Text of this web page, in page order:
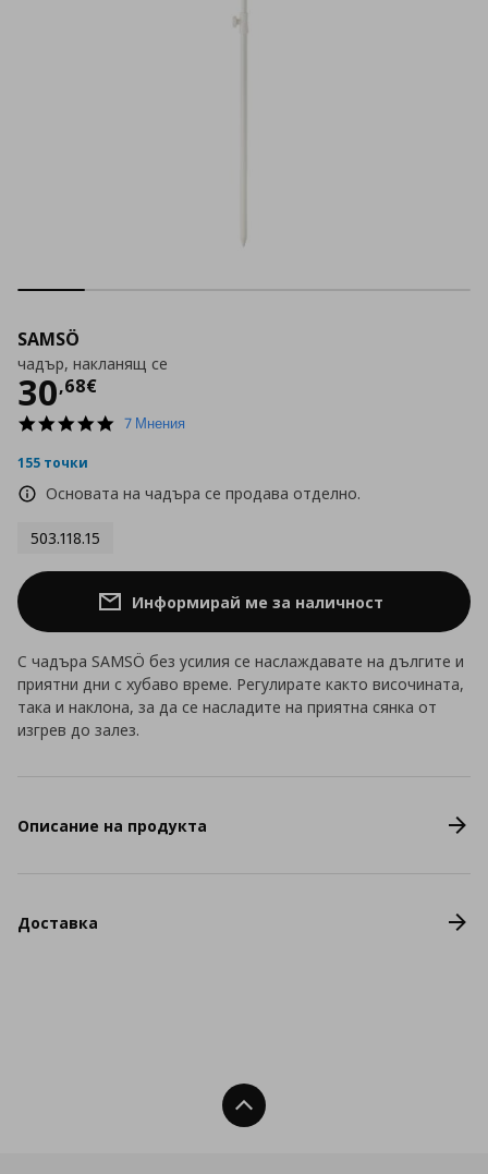
SAMSÖ
чадър, накланящ се
30,68€
Цена
5.0
7 Мнения
155 точки
Основата на чадъра се продава отделно.
503.118.15
Информирай ме за наличност
С чадъра SAMSÖ без усилия се наслаждавате на дългите и
приятни дни с хубаво време. Регулирате както височината,
така и наклона, за да се насладите на приятна сянка от
изгрев до залез.
Описание на продукта
Доставка
Нагоре